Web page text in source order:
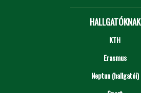
HALLGATÓKNAK
KTH
Erasmus
Neptun (hallgatói)